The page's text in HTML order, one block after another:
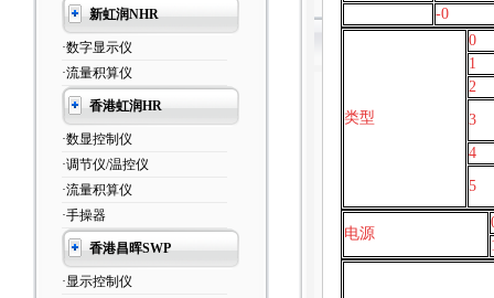
新虹润NHR
·数字显示仪
·流量积算仪
香港虹润HR
·数显控制仪
·调节仪/温控仪
·流量积算仪
·手操器
香港昌晖SWP
·显示控制仪
-0
类型
0
1
2
3
4
5
电源